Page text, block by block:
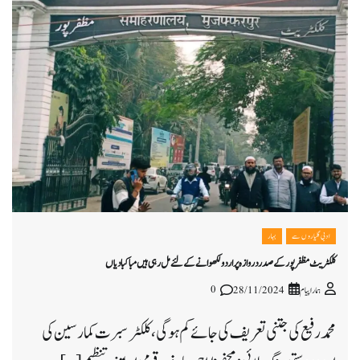
ادبی گلیاروں سے بہار
کلکٹریٹ مظفر پور کے صدر دروازہ پر اردو لکھوانے کے لئے مل رہی ہیں مباکبادیاں
ہمارا پیام 28/11/2024
0
محمد رفیع کی جتنی تعریف کی جائے کم ہوگی، کلکٹر سبرت کمار سین کی